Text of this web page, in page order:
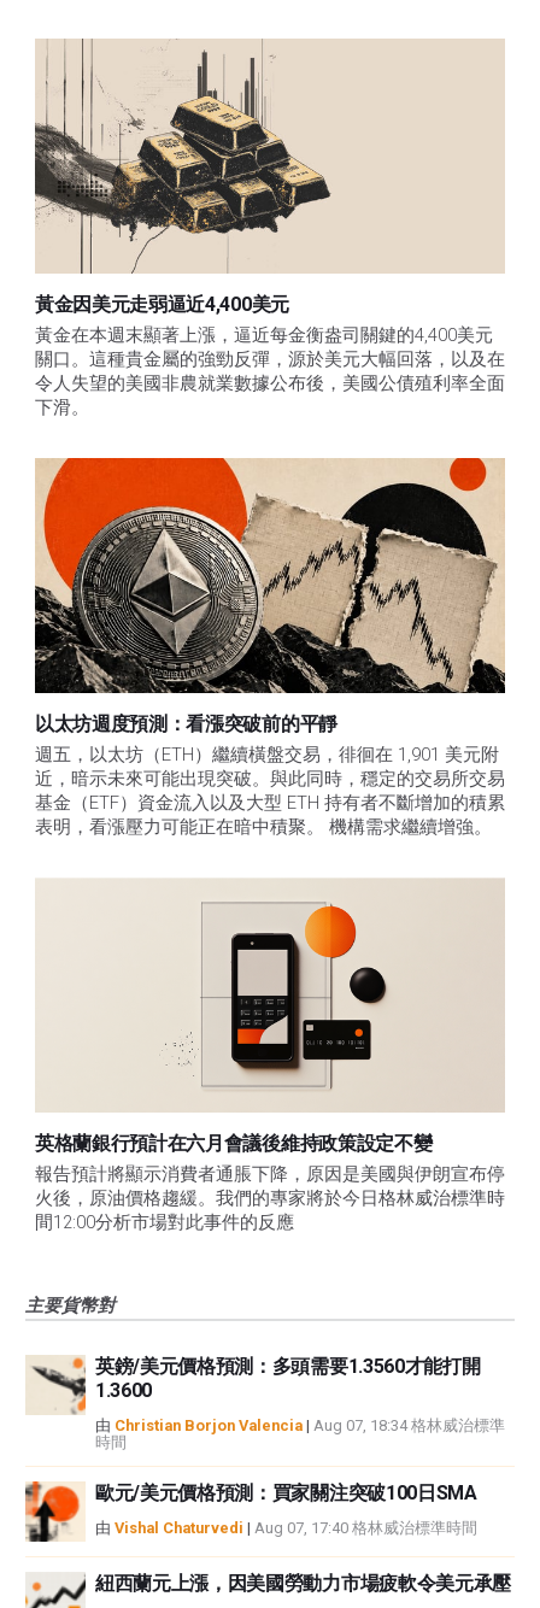
黃金因美元走弱逼近4,400美元
黃金在本週末顯著上漲，逼近每金衡盎司關鍵的4,400美元
關口。這種貴金屬的強勁反彈，源於美元大幅回落，以及在
令人失望的美國非農就業數據公布後，美國公債殖利率全面
下滑。
以太坊週度預測：看漲突破前的平靜
週五，以太坊（ETH）繼續橫盤交易，徘徊在 1,901 美元附
近，暗示未來可能出現突破。與此同時，穩定的交易所交易
基金（ETF）資金流入以及大型 ETH 持有者不斷增加的積累
表明，看漲壓力可能正在暗中積聚。 機構需求繼續增強。
英格蘭銀行預計在六月會議後維持政策設定不變
報告預計將顯示消費者通脹下降，原因是美國與伊朗宣布停
火後，原油價格趨緩。我們的專家將於今日格林威治標準時
間12:00分析市場對此事件的反應
主要貨幣對
英鎊/美元價格預測：多頭需要1.3560才能打開
1.3600
由 Christian Borjon Valencia | Aug 07, 18:34 格林威治標準
時間
歐元/美元價格預測：買家關注突破100日SMA
由 Vishal Chaturvedi | Aug 07, 17:40 格林威治標準時間
紐西蘭元上漲，因美國勞動力市場疲軟令美元承壓